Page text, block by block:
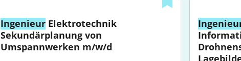
Ingenieur Elektrotechnik
Sekundärplanung von
Umspannwerken m/w/d